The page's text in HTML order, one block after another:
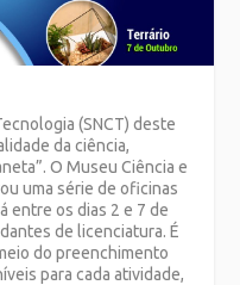
(SNCT) deste
da ciência,
O Museu Ciência e
uma série de oficinas
entre os dias 2 e 7 de
de licenciatura. É
do preenchimento
para cada atividade,